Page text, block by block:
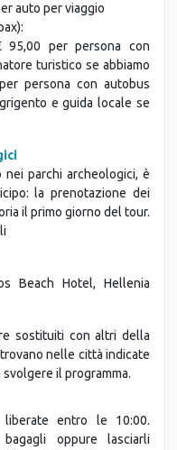
auto per viaggio
95,00 per persona con
turistico se abbiamo
persona con autobus
e guida locale se
parchi archeologici, è
la prenotazione dei
il primo giorno del tour.
Beach Hotel, Hellenia
sostituiti con altri della
nelle città indicate
il programma.
liberate entro le 10:00.
oppure lasciarli